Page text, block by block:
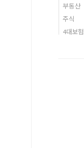
부동산
주식
4대보험